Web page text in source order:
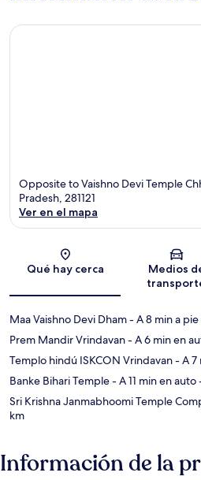
Opposite to Vaishno Devi Temple
Pradesh, 281121
Ver en el mapa
Qué hay cerca
Medios
Maa Vaishno Devi Dham- A 8 min a pie
Prem Mandir Vrindavan- A 6 min en
Templo hindú ISKCON Vrindavan- A 7
Banke Bihari Temple- A 11 min en auto
Sri Krishna Janmabhoomi Temple
km
Información de la